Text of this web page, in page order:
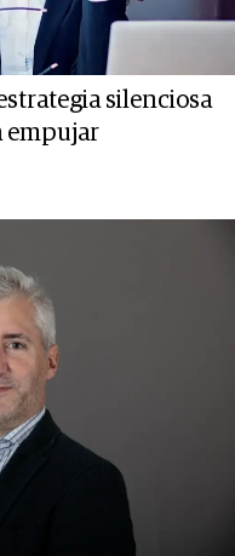
silenciosa
empujar